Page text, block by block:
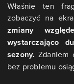
Właśnie ten
zobaczyć na
zmiany
wystarczająco
sezony. Zdaniem
bez problemu